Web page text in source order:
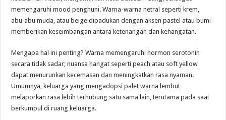
memengaruhi mood penghuni. Warna-warna netral seperti krem,
abu‑abu muda, atau beige dipadukan dengan aksen pastel atau bumi
memberikan keseimbangan antara ketenangan dan kehangatan.
Mengapa hal ini penting? Warna memengaruhi hormon serotonin
secara tidak sadar; nuansa hangat seperti peach atau soft yellow
dapat menurunkan kecemasan dan meningkatkan rasa nyaman.
Umumnya, keluarga yang mengadopsi palet warna lembut
melaporkan rasa lebih terhubung satu sama lain, terutama pada saat
berkumpul di ruang keluarga.